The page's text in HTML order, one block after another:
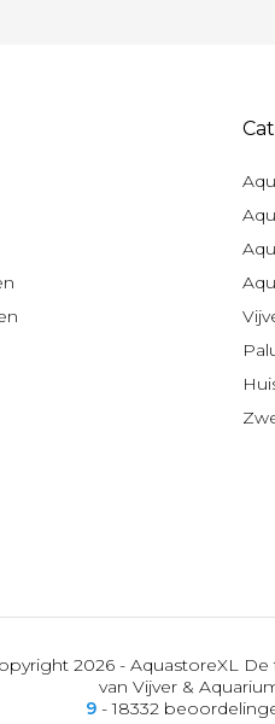
2026 - AquastoreXL De
van Vijver &
9 - 18332